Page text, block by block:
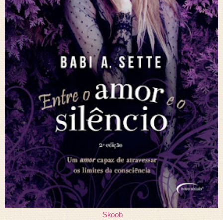
Skoob